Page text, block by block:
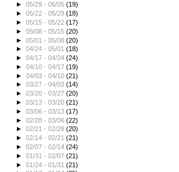
►05/29 - 06/05(19)
►05/22 - 05/29(18)
►05/15 - 05/22(17)
►05/08 - 05/15(20)
►05/01 - 05/08(20)
►04/24 - 05/01(18)
►04/17 - 04/24(24)
►04/10 - 04/17(19)
►04/03 - 04/10(21)
►03/27 - 04/03(14)
►03/20 - 03/27(20)
►03/13 - 03/20(21)
►03/06 - 03/13(17)
►02/28 - 03/06(22)
►02/21 - 02/28(20)
►02/14 - 02/21(21)
►02/07 - 02/14(24)
►01/31 - 02/07(21)
►01/24 - 01/31(21)